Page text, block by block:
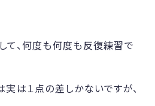
て、何度も何度も反復練習で
実は１点の差しかないですが、